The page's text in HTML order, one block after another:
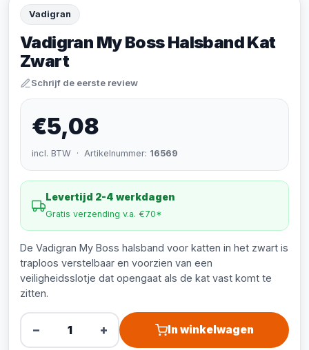
Vadigran
Vadigran My Boss Halsband Kat
Zwart
Schrijf de eerste review
€5,08
incl. BTW · Artikelnummer: 16569
Levertijd 2-4 werkdagen
Gratis verzending v.a. €70*
De Vadigran My Boss halsband voor katten in het zwart is
traploos verstelbaar en voorzien van een
veiligheidsslotje dat opengaat als de kat vast komt te
zitten.
− + In winkelwagen